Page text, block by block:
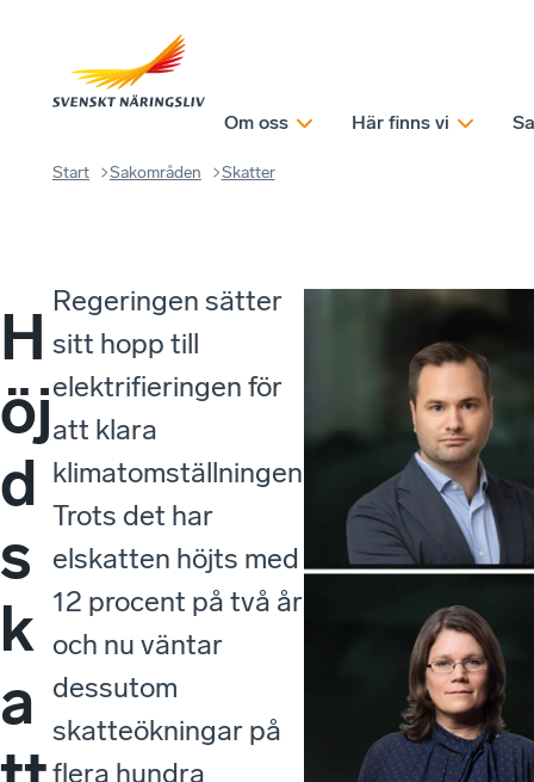
Om oss Här finns vi
Start Sakområden Skatter
H
öj
d
s
k
a
Regeringen sätter
sitt hopp till
elektrifieringen för
att klara
klimatomställningen.
Trots det har
elskatten höjts med
12 procent på två år
och nu väntar
dessutom
skatteökningar på
flera hundra